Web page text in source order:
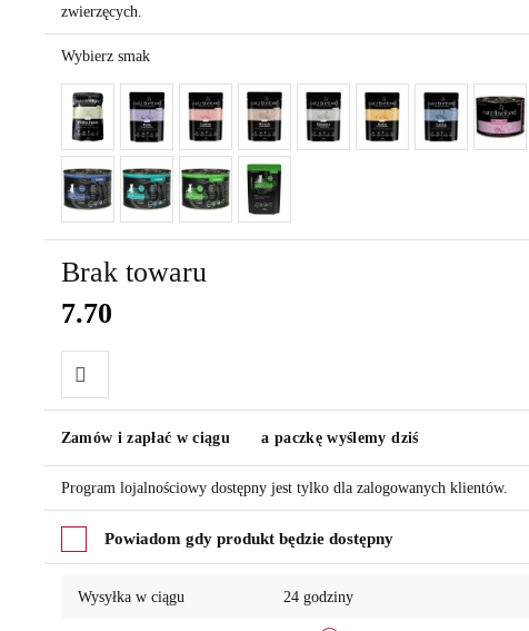
zwierzęcych.
Wybierz smak
Brak towaru
7.70
przechowalni
Zamów i zapłać w ciągu a paczkę wyślemy dziś
Program lojalnościowy dostępny jest tylko dla zalogowanych klientów.
Powiadom gdy produkt będzie dostępny
Wysyłka w ciągu 24 godziny